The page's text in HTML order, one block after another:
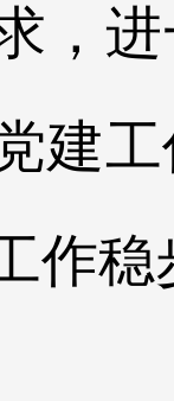
，
建
作稳